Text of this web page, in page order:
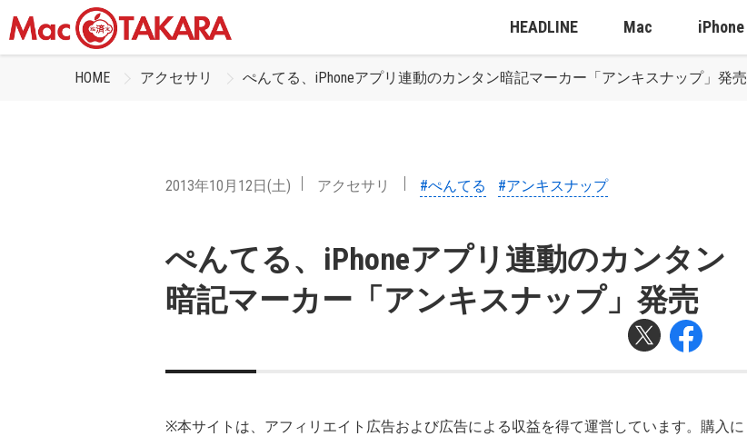
HEADLINE Mac iPhone
HOME アクセサリ ぺんてる、iPhoneアプリ連動のカンタン暗記マーカー「アンキスナップ」発売
2013年10月12日(土) アクセサリ #ぺんてる #アンキスナップ
ぺんてる、iPhoneアプリ連動のカンタン
暗記マーカー「アンキスナップ」発売
※本サイトは、アフィリエイト広告および広告による収益を得て運営しています。購入に